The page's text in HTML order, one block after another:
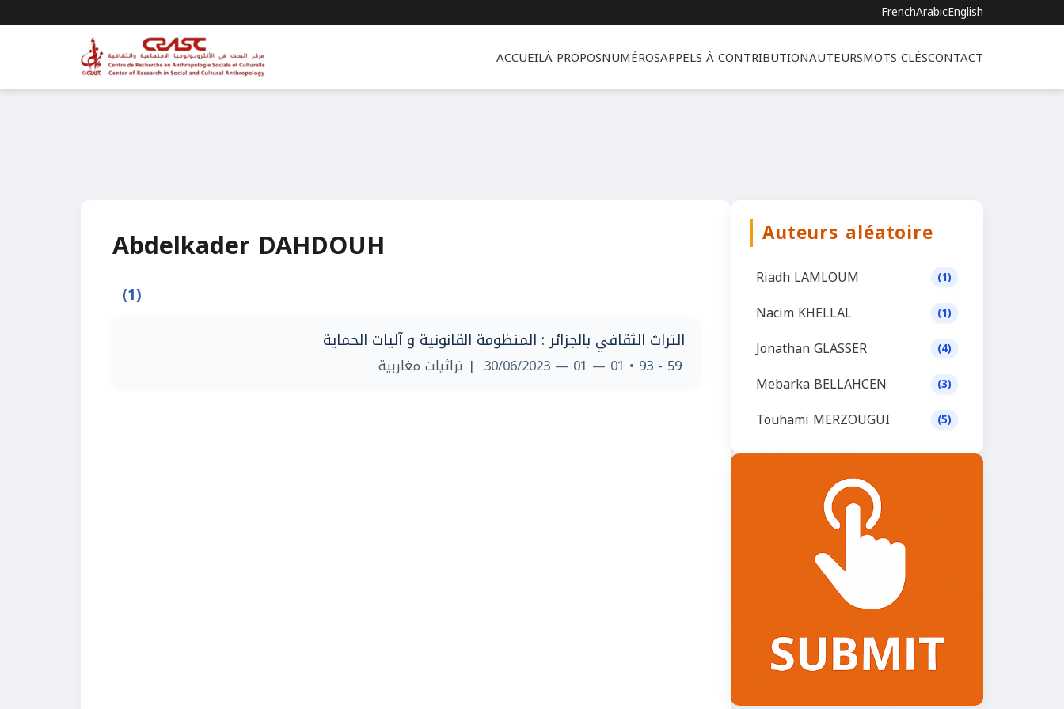
FrenchArabicEnglish
ACCUEILÀ PROPOSNUMÉROSAPPELS À CONTRIBUTIONAUTEURSMOTS CLÉSCONTACT
Abdelkader DAHDOUH
(1)
التراث الثقافي بالجزائر : المنظومة القانونية و آليات الحماية
59 - 93
• 01 — 01 — 30/06/2023 | تراثيات مغاربية
Auteurs aléatoire
Riadh LAMLOUM (1)
Nacim KHELLAL (1)
Jonathan GLASSER (4)
Mebarka BELLAHCEN (3)
Touhami MERZOUGUI (5)